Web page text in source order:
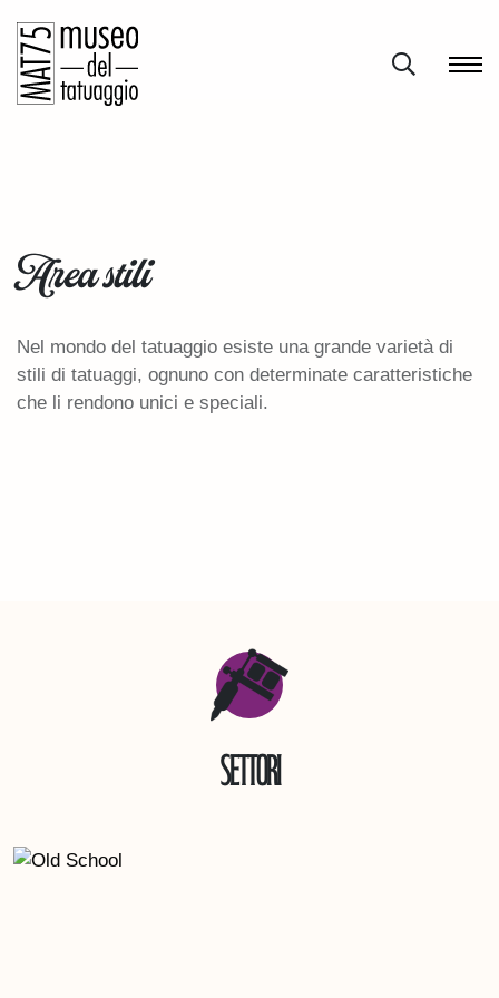
Area stili
Nel mondo del tatuaggio esiste una grande varietà di
stili di tatuaggi, ognuno con determinate caratteristiche
che li rendono unici e speciali.
Settori